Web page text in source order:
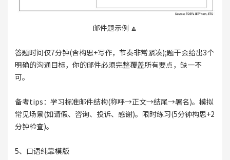
邮件题示例 🔼
答题时间仅7分钟(含构思+写作，节奏非常紧凑);题干会给出3个
明确的沟通目标，你的邮件必须完整覆盖所有要点，缺一不
可。
备考tips：学习标准邮件结构(称呼→正文→结尾→署名)。模拟
常见场景(如请假、咨询、投诉、感谢)。限时练习(5分钟构思+2
分钟检查)。
5、口语纯靠模版